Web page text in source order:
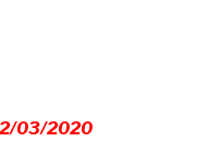
03/2020